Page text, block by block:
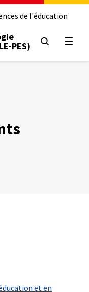
de l'éducation
PES)
et en